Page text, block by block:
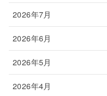
2026年7月
2026年6月
2026年5月
2026年4月